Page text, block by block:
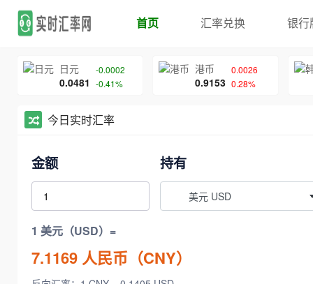
首页 汇率兑换 银行
日元
0.0481
-0.0002
-0.41%
港币
0.9153
0.0026
0.28%
今日实时汇率
金额 持有
美元 USD
1 美元（USD）=
7.1169 人民币（CNY）